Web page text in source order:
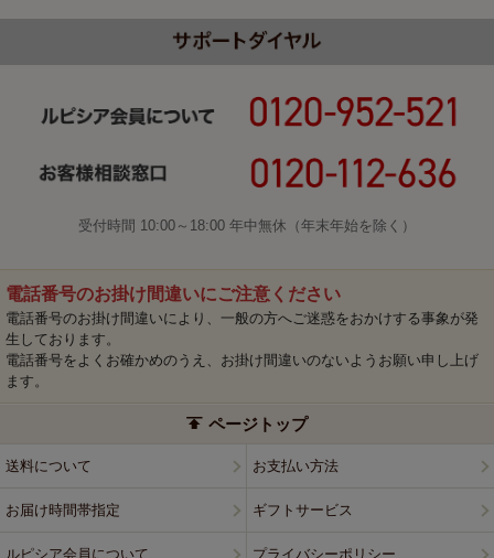
受付時間 10:00～18:00 年中無休（年末年始を除く）
電話番号のお掛け間違いにご注意ください
電話番号のお掛け間違いにより、一般の方へご迷惑をおかけする事象が発
生しております。
電話番号をよくお確かめのうえ、お掛け間違いのないようお願い申し上げ
ます。
ページトップ
送料について お支払い方法
お届け時間帯指定 ギフトサービス
ルピシア会員について プライバシーポリシー